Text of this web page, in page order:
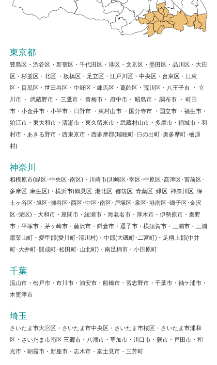
東京都
豊島区・渋谷区・新宿区・千代田区・港区・文京区・墨田区・品川区・大田
区・杉並区・北区 ・板橋区・足立区・江戸川区・中央区・台東区・江東
区・目黒区・世田谷区・中野区・練馬区・葛飾区・荒川区・八王子市 ・ 立
川市 ・ 武蔵野市・ 三鷹市・ 青梅市・ 府中市・ 昭島市・ 調布市 ・ 町田
市・小金井市・小平市・日野市 ・東村山市 ・国分寺市 ・国立市 ・福生市・
狛江市・東大和市・清瀬市・東久留米市・武蔵村山市・多摩市・稲城市・羽
村市・あきる野市・西東京市・西多摩郡(瑞穂町･日の出町･奥多摩町･檜原
村)
神奈川
相模原市(緑区･中央区･南区)・川崎市(川崎区･幸区･中原区･高津区･宮前区･
多摩区･麻生区)・横浜市(鶴見区･港北区･都筑区･青葉区･緑区･神奈川区･保
土ヶ谷区･旭区･瀬谷区･西区･中区･南区･戸塚区･泉区･港南区･磯子区･金沢
区･栄区)・大和市・座間市・綾瀬市・海老名市・厚木市・伊勢原市・秦野
市・平塚市・茅ヶ崎市・藤沢市・鎌倉市・逗子市・横須賀市・三浦市・三浦
郡葉山町・愛甲郡(愛川町･清川村)・中郡(大磯町･二宮町)・足柄上郡(中井
町･大井町･開成町･松田町･山北町)・南足柄市・小田原町
千葉
流山市・松戸市・市川市・浦安市・船橋市・習志野市・千葉市・袖ケ浦市・
木更津市
埼玉
さいたま市大宮区・さいたま市中央区・さいたま市桜区・さいたま市浦和
区・さいたま市南区 三郷市・八潮市・草加市・川口市・蕨市・戸田市・和
光市・朝霞市・新座市・志木市・富士見市・三芳町